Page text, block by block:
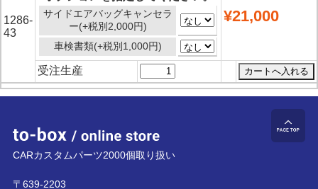
1286-
43
サイドエアバッグキャンセラ
ー(+税別2,000円)
車検書類(+税別1,000円)
¥21,000
受注生産
to-box online store
CARカスタムパーツ2000個取り扱い
〒639-2203